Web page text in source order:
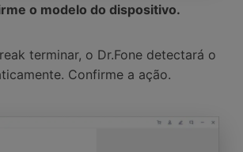
o modelo do dispositivo.
terminar, o Dr.Fone detectará o
Confirme a ação.